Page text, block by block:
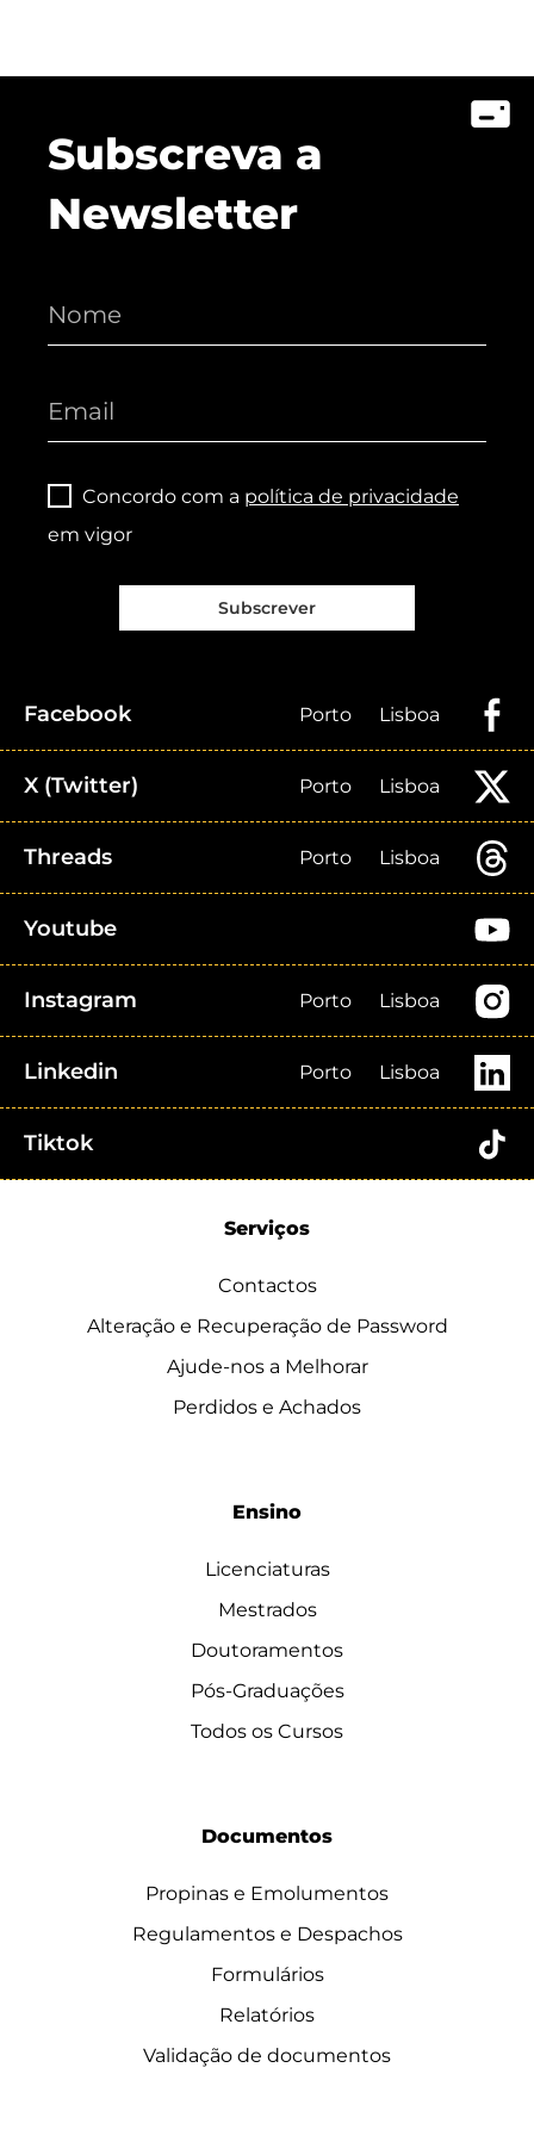
Subscreva a
Newsletter
Concordo com a política de privacidade
em vigor
Subscrever
Facebook Porto Lisboa
X (Twitter) Porto Lisboa
Threads Porto Lisboa
Youtube
Instagram Porto Lisboa
Linkedin Porto Lisboa
Tiktok
Serviços
Contactos
Alteração e Recuperação de Password
Ajude-nos a Melhorar
Perdidos e Achados
Ensino
Licenciaturas
Mestrados
Doutoramentos
Pós-Graduações
Todos os Cursos
Documentos
Propinas e Emolumentos
Regulamentos e Despachos
Formulários
Relatórios
Validação de documentos